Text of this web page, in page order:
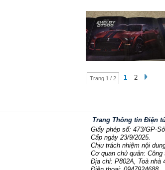
Trang 1 / 2 1 2
Trang Thông tin Điện
Giấy phép số: 473/GP-
Cấp ngày 23/9/2025.
Chịu trách nhiệm nội
Cơ quan chủ quản:
Địa chỉ: P802A, Toà nhà